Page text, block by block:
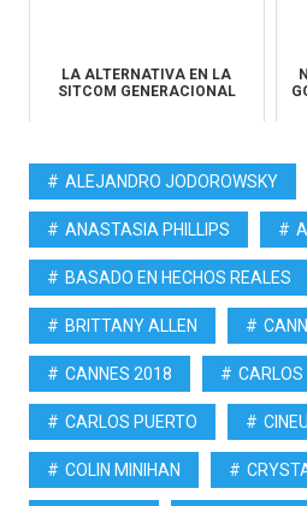
LA ALTERNATIVA EN LA
SITCOM GENERACIONAL
ALEJANDRO JODOROWSKY
ANASTASIA PHILLIPS
BASADO EN HECHOS REALES
BRITTANY ALLEN
CANNES 2018 CARLOS
CARLOS PUERTO
COLIN MINIHAN